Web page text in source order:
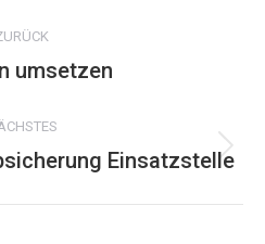
Vorheriger
umsetzen
Nächster
Einsatzstelle